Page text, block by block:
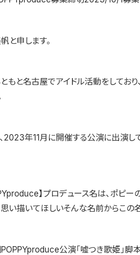
と申します。
もと名古屋でアイドル活動をしてお
2023年11月に開催する公演に出演し
】プロデュース名は、ポピー
い描いてほしいそんな名前からこの
公演「嘘つき歌姫」脚